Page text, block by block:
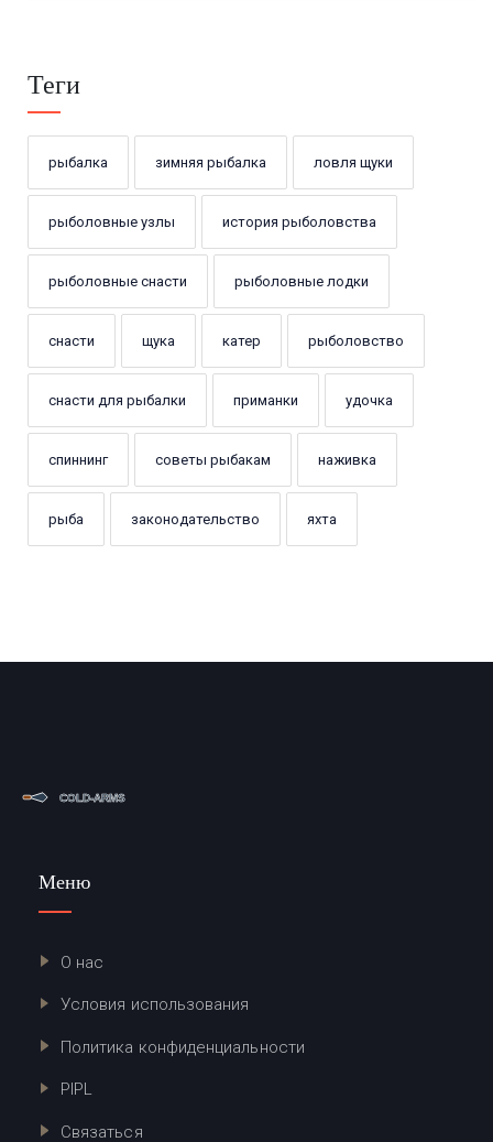
Теги
рыбалка зимняя рыбалка ловля щуки
рыболовные узлы история рыболовства
рыболовные снасти рыболовные лодки
снасти щука катер рыболовство
снасти для рыбалки приманки удочка
спиннинг советы рыбакам наживка
рыба законодательство яхта
Меню
О нас
Условия использования
Политика конфиденциальности
PIPL
Связаться